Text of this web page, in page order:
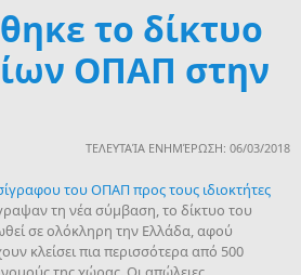
το δίκτυο
ΟΠΑΠ στην
ΤΕΛΕΥΤΑΊΑ ΕΝΗΜΈΡΩΣΗ: 06/03/2018
του ΟΠΑΠ προς τους ιδιοκτήτες
τη νέα σύμβαση, το δίκτυο του
σε ολόκληρη την Ελλάδα, αφού
κλείσει πια περισσότερα από 500